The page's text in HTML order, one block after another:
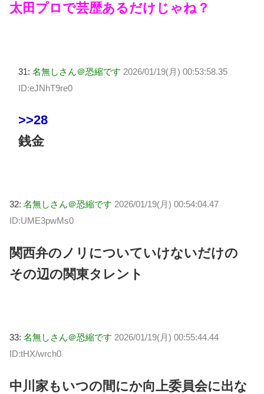
太田プロで芸歴あるだけじゃね？
31: 名無しさん＠恐縮です 2026/01/19(月) 00:53:58.35
ID:eJNhT9re0
>>28
銭金
32: 名無しさん＠恐縮です 2026/01/19(月) 00:54:04.47
ID:UME3pwMs0
関西弁のノリについていけないだけの
その辺の関東タレント
33: 名無しさん＠恐縮です 2026/01/19(月) 00:55:44.44
ID:tHX/wrch0
中川家もいつの間にか向上委員会に出な